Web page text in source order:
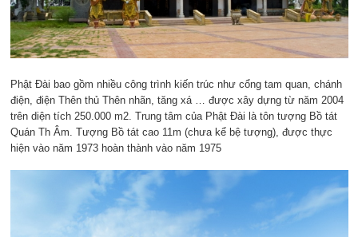
Phật Đài bao gồm nhiều công trình kiến trúc như cổng tam quan, chánh
điện, điện Thên thủ Thên nhãn, tăng xá … được xây dựng từ năm 2004
trên diện tích 250.000 m2. Trung tâm của Phật Đài là tôn tượng Bồ tát
Quán Th Âm. Tượng Bồ tát cao 11m (chưa kể bệ tượng), được thực
hiện vào năm 1973 hoàn thành vào năm 1975